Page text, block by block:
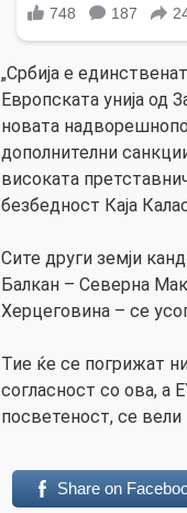
„Србија е
Европската унија од
новата
дополнителни
високата
безбедност Каја
Сите други земји
Балкан – Северна
Херцеговина – се
Тие ќе се погрижат
согласност со ова, а
посветеност, се
Share on